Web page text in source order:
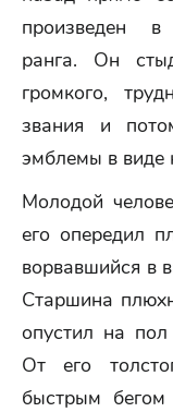
произведен в
ранга. Он
громкого,
звания и
эмблемы в виде
Молодой
его опередил
ворвавшийся в
Старшина
опустил на
От его
быстрым